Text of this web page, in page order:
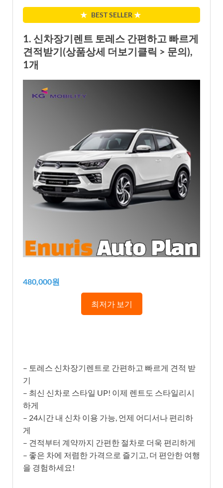
★ BEST SELLER ★
1. 신차장기렌트 토레스 간편하고 빠르게
견적받기(상품상세 더보기클릭 > 문의),
1개
480,000원
최저가 보기
– 토레스 신차장기렌트로 간편하고 빠르게 견적 받
기
– 최신 신차로 스타일 UP! 이제 렌트도 스타일리시
하게
– 24시간 내 신차 이용 가능, 언제 어디서나 편리하
게
– 견적부터 계약까지 간편한 절차로 더욱 편리하게
– 좋은 차에 저렴한 가격으로 즐기고, 더 편안한 여행
을 경험하세요!